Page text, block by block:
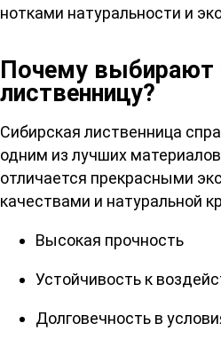
нотками натуральности и
Почему выбирают
лиственницу?
Сибирская лиственница
одним из лучших материалов
отличается прекрасными
качествами и натуральной
Высокая прочность
Устойчивость к
Долговечность в